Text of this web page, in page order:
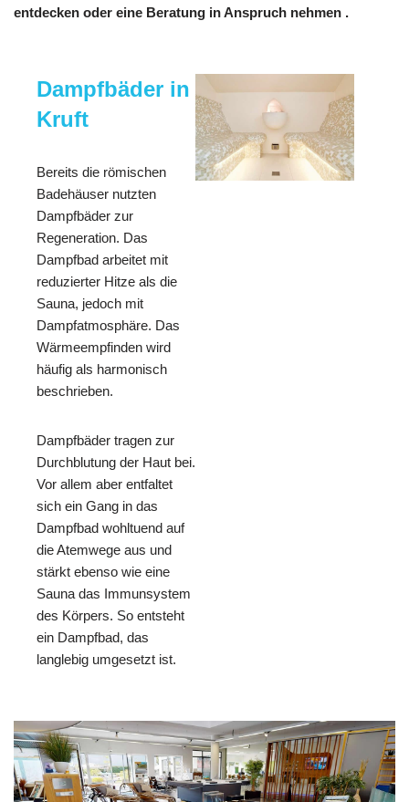
entdecken oder eine Beratung in Anspruch nehmen .
Dampfbäder in
Kruft
Bereits die römischen
Badehäuser nutzten
Dampfbäder zur
Regeneration. Das
Dampfbad arbeitet mit
reduzierter Hitze als die
Sauna, jedoch mit
Dampfatmosphäre. Das
Wärmeempfinden wird
häufig als harmonisch
beschrieben.
Dampfbäder tragen zur
Durchblutung der Haut bei.
Vor allem aber entfaltet
sich ein Gang in das
Dampfbad wohltuend auf
die Atemwege aus und
stärkt ebenso wie eine
Sauna das Immunsystem
des Körpers. So entsteht
ein Dampfbad, das
langlebig umgesetzt ist.